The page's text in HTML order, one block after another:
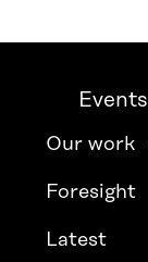
Events
Our work
Foresight
Latest